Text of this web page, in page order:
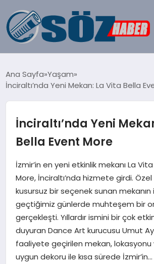
MAGAZIN
EKONOMI
DÜNYA
TEKNOLOJI
Ana Sayfa Yaşam
İnciraltı’nda Yeni Mekan: La Vita Bella
İnciraltı’nda Yeni
Bella Event More
İzmir’in en yeni etkinlik mekanı La
More, İnciraltı’nda hizmete girdi.
kusursuz bir seçenek sunan mekanın
geçtiğimiz günlerde muhteşem bir
gerçekleşti. Yıllardır ismini bir çok
duyuran Dance Art kurucusu Umut
faaliyete geçirilen mekan, lokasyonu
uygun dekoru ile kısa sürede İzmir’in…